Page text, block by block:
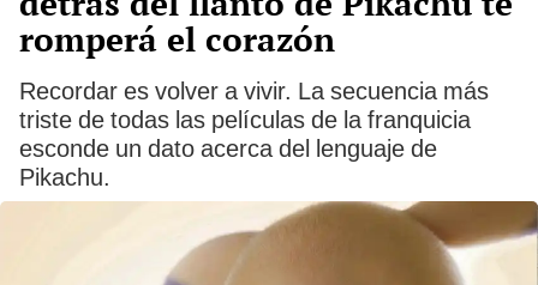
romperá el corazón
Recordar es volver a vivir. La secuencia más
triste de todas las películas de la franquicia
esconde un dato acerca del lenguaje de
Pikachu.